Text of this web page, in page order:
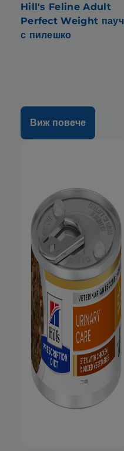
Hill's Feline Adult
Perfect Weight пауч
с пилешко
Виж повече